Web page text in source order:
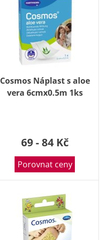
Cosmos Náplast s aloe
vera 6cmx0.5m 1ks
69 - 84 Kč
Porovnat ceny